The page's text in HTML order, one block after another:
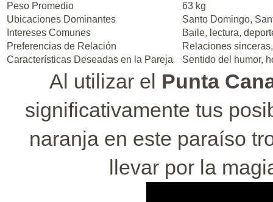
Peso Promedio
63 kg
Ubicaciones Dominantes
Santo Domingo,
Intereses Comunes
Baile, lectura,
Preferencias de Relación
Relaciones
Características Deseadas en la Pareja
Sentido del humor,
Al utilizar el Punta
significativamente tus
naranja en este paraíso
llevar por la